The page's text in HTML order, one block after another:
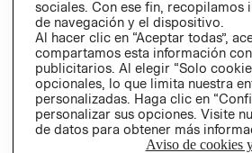
Ecuador ($)
CAMBIAR REGIÓN
RECIÉN NACIDO
sociales. Con ese fin,
de navegación y el dispositivo.
Al hacer clic en “Aceptar todas”,
compartamos esta información
publicitarios. Al elegir “Solo
opcionales, lo que limita nuestra
personalizadas. Haga clic en
personalizar sus opciones. Visite
de datos para obtener más
Aviso de cookies